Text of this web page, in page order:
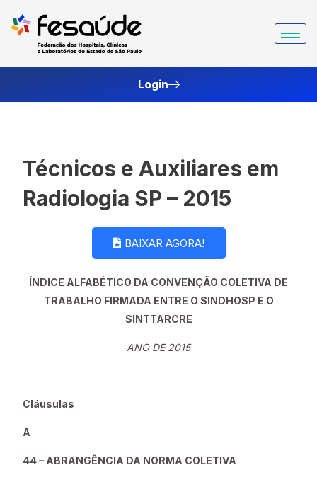
para
Login
Técnicos e Auxiliares em
Radiologia SP – 2015
BAIXAR AGORA!
ÍNDICE ALFABÉTICO DA CONVENÇÃO COLETIVA DE
TRABALHO FIRMADA ENTRE O SINDHOSP E O
SINTTARCRE
ANO DE 2015
Cláusulas
A
44 – ABRANGÊNCIA DA NORMA COLETIVA